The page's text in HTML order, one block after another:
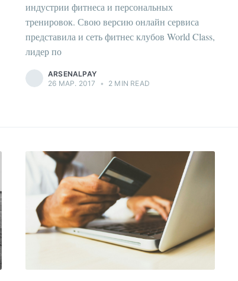
индустрии фитнеса и персональных
тренировок. Свою версию онлайн сервиса
представила и сеть фитнес клубов World Class,
лидер по
ARSENALPAY
26 МАР. 2017
• 2 MIN READ